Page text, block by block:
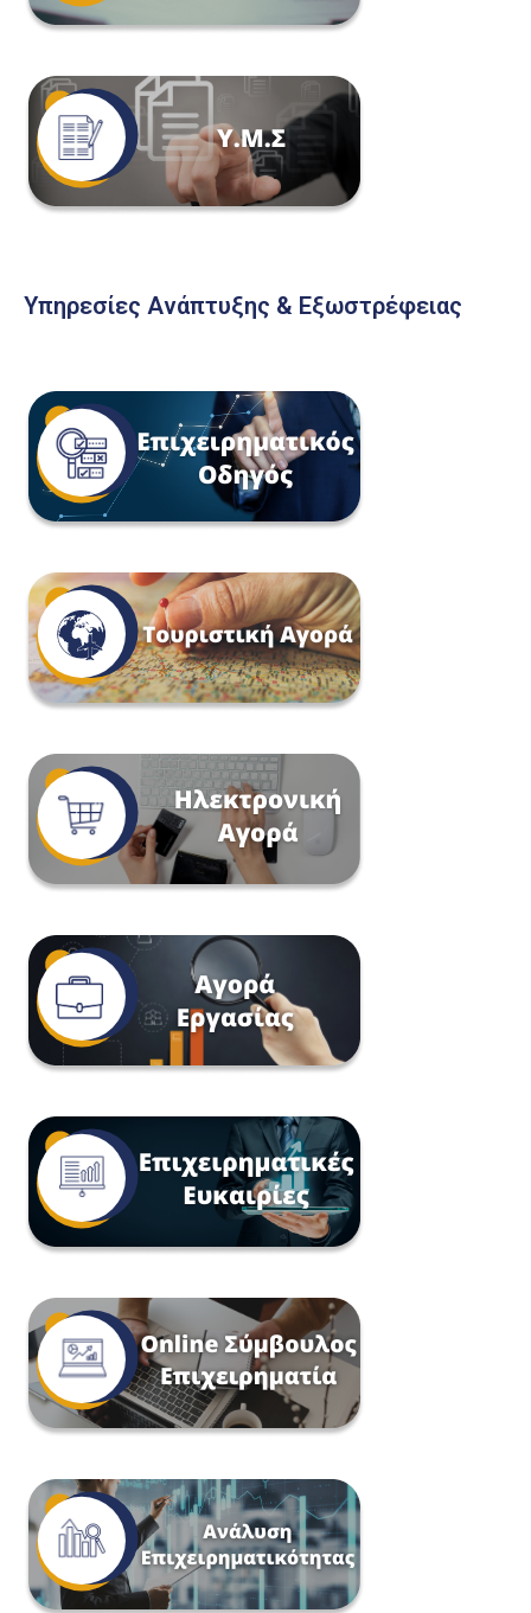
Υπηρεσίες Ανάπτυξης & Εξωστρέφειας